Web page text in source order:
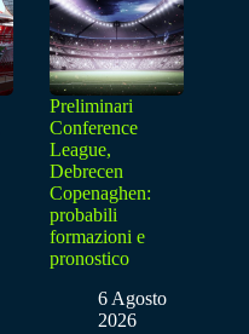
Preliminari
Conference
League,
Debrecen
Copenaghen:
probabili
formazioni e
pronostico
6 Agosto
2026